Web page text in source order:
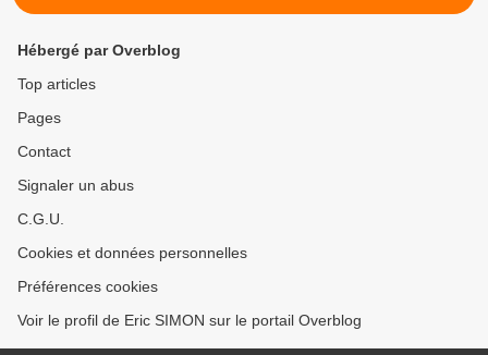
Hébergé par Overblog
Top articles
Pages
Contact
Signaler un abus
C.G.U.
Cookies et données personnelles
Préférences cookies
Voir le profil de Eric SIMON sur le portail Overblog